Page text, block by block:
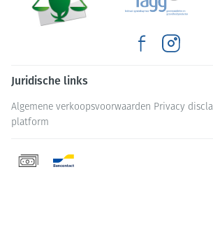
Juridische links
Algemene verkoopsvoorwaarden Privacy
platform